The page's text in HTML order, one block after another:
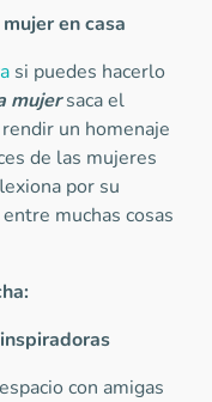
en casa
si puedes hacerlo
mujersaca el
un homenaje
de las mujeres
por su
muchas cosas
con amigas